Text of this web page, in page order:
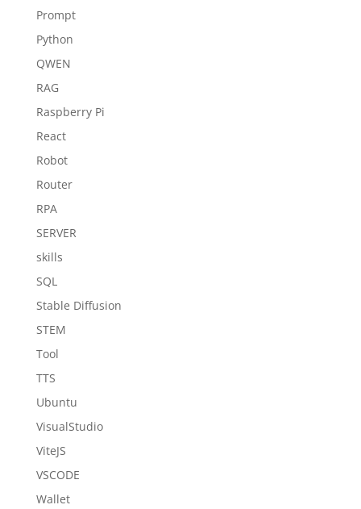
Prompt
Python
QWEN
RAG
Raspberry Pi
React
Robot
Router
RPA
SERVER
skills
SQL
Stable Diffusion
STEM
Tool
TTS
Ubuntu
VisualStudio
ViteJS
VSCODE
Wallet